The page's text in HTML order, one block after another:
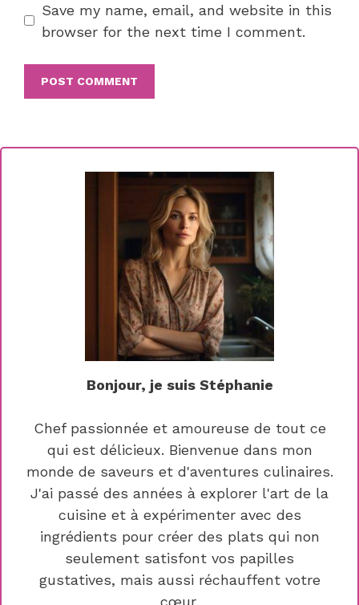
Save my name, email, and website in this
browser for the next time I comment.
Bonjour, je suis Stéphanie
Chef passionnée et amoureuse de tout ce
qui est délicieux. Bienvenue dans mon
monde de saveurs et d'aventures culinaires.
J'ai passé des années à explorer l'art de la
cuisine et à expérimenter avec des
ingrédients pour créer des plats qui non
seulement satisfont vos papilles
gustatives, mais aussi réchauffent votre